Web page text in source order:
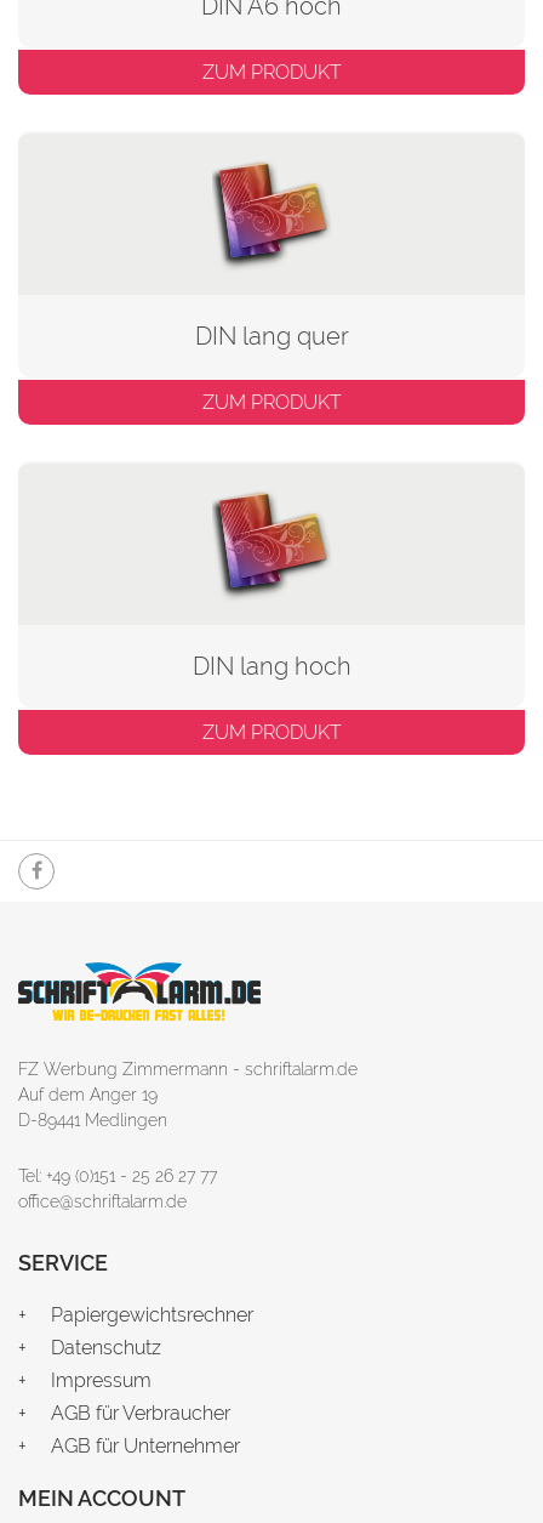
ZUM PRODUKT
DIN lang quer
ZUM PRODUKT
DIN lang hoch
ZUM PRODUKT
FZ Werbung Zimmermann - schriftalarm.de
Auf dem Anger 19
D-89441 Medlingen
Tel: +49 (0)151 - 25 26 27 77
office@schriftalarm.de
SERVICE
Papiergewichtsrechner
Datenschutz
Impressum
AGB für Verbraucher
AGB für Unternehmer
MEIN ACCOUNT